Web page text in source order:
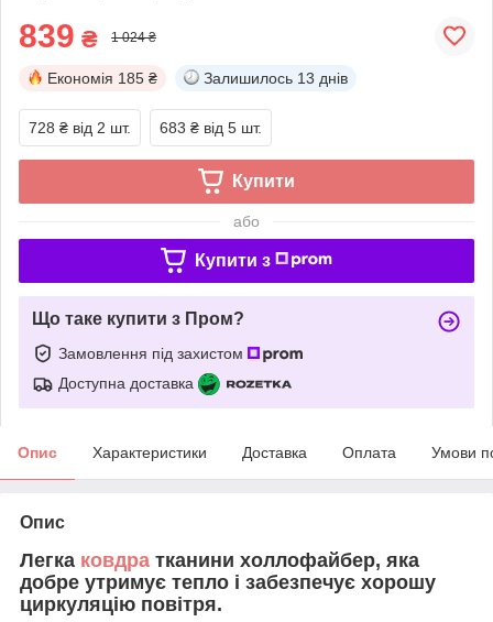
839 ₴ 1 024 ₴
Економія 185 ₴ Залишилось 13 днів
728 ₴ від 2 шт. 683 ₴ від 5 шт.
Купити
або
Купити з
Що таке купити з Пром?
Замовлення під захистом
Доступна доставка
Опис Характеристики Доставка Оплата Умови
Опис
Легка ковдра тканини холлофайбер, яка
добре утримує тепло і забезпечує хорошу
циркуляцію повітря.